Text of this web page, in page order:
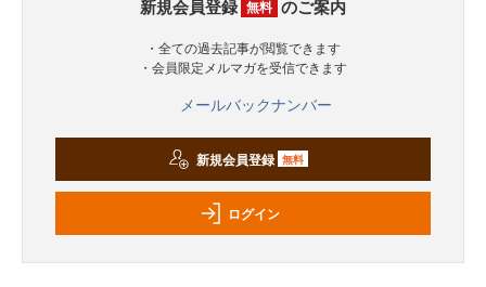
新規会員登録 無料 のご案内
・全ての過去記事が閲覧できます
・会員限定メルマガを受信できます
メールバックナンバー
新規会員登録 無料
ログイン